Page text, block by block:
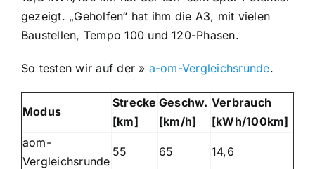
gezeigt. „Geholfen“ hat ihm die A3, mit vielen
Baustellen, Tempo 100 und 120-Phasen.
So testen wir auf der » a-om-Vergleichsrunde.
Modus
Strecke
[km]
Geschw.
[km/h]
Verbrauch
[kWh/100km]
aom-
Vergleichsrunde
55 65 14,6